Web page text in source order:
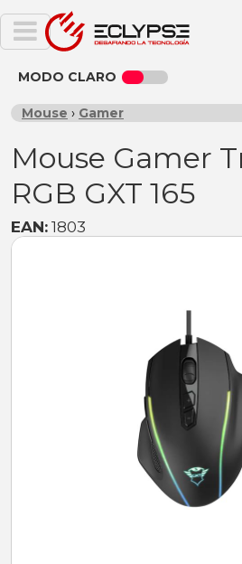
MODO CLARO
Mouse › Gamer
Mouse Gamer
RGB GXT 165
EAN: 1803